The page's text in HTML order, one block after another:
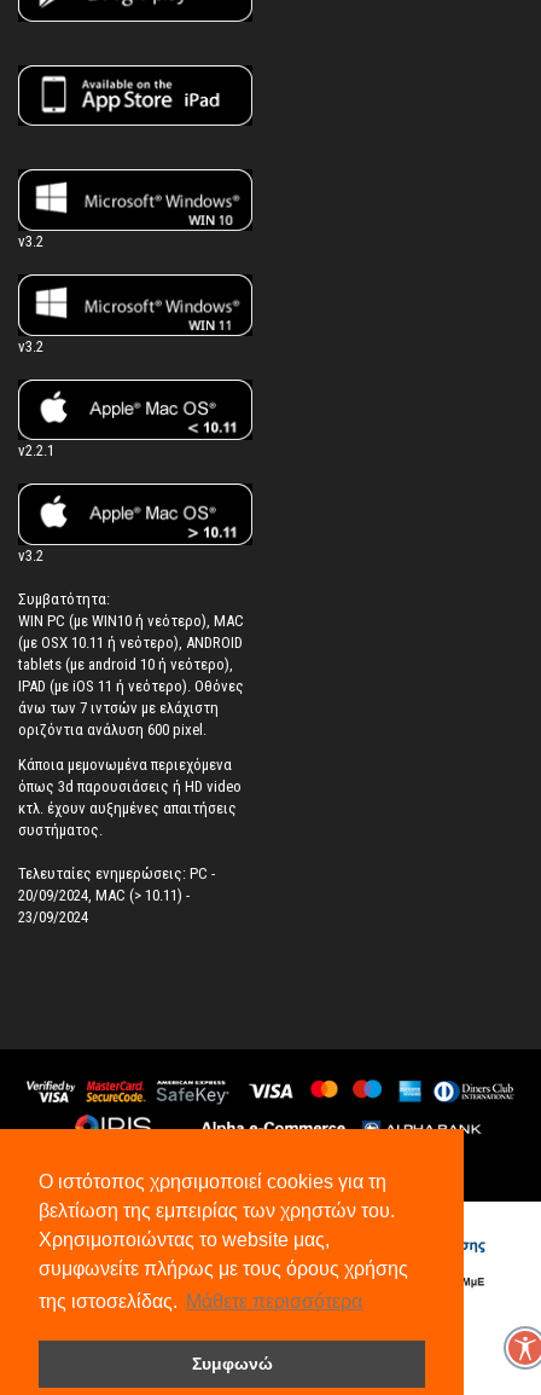
Ο ιστότοπος χρησιμοποιεί cookies για τη
βελτίωση της εμπειρίας των χρηστών του.
Χρησιμοποιώντας το website μας,
συμφωνείτε πλήρως με τους όρους χρήσης
της ιστοσελίδας. Μάθετε περισσότερα
Συμφωνώ
v3.2
v3.2
v2.2.1
v3.2
Συμβατότητα:
WIN PC (με WIN10 ή νεότερο), MAC
(με OSX 10.11 ή νεότερο), ANDROID
tablets (με android 10 ή νεότερο),
IPAD (με iOS 11 ή νεότερο). Oθόνες
άνω των 7 ιντσών με ελάχιστη
οριζόντια ανάλυση 600 pixel.
Κάποια μεμονωμένα περιεχόμενα
όπως 3d παρουσιάσεις ή HD video
κτλ. έχουν αυξημένες απαιτήσεις
συστήματος.
Τελευταίες ενημερώσεις: PC -
20/09/2024, MAC (> 10.11) -
23/09/2024
©2026All Rights Reserved.